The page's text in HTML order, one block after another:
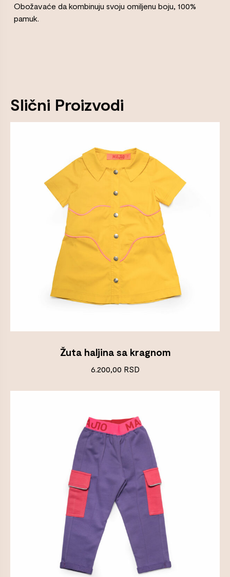
Obožavaće da kombinuju svoju omiljenu boju, 100%
pamuk.
Slični Proizvodi
Žuta haljina sa kragnom
6.200,00 RSD